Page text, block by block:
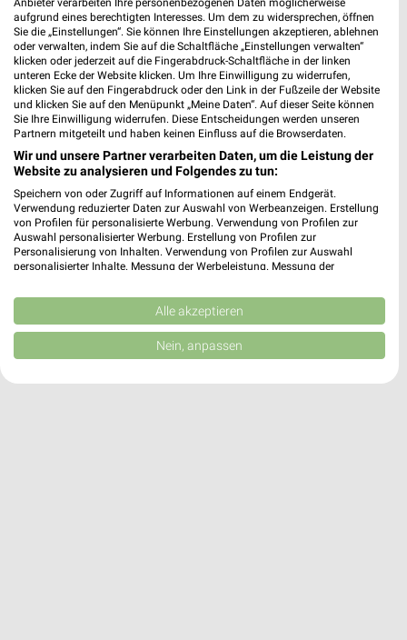
Heute geschlossen
1,69 km
JYSK Kassel-Vellmar
Holländische Strasse 203
34127 Kassel-Vellmar
Heute geschlossen
2,96 km • Angebote: 2 Prospekte
Matratzen Concord Kassel
Frankfurter Straße 48
geschlossen
Anbieter verarbeiten Ihre personenbezogenen Daten möglicherweise
aufgrund eines berechtigten Interesses. Um dem zu widersprechen, öffnen
Sie die „Einstellungen“. Sie können Ihre Einstellungen akzeptieren, ablehnen
oder verwalten, indem Sie auf die Schaltfläche „Einstellungen verwalten“
klicken oder jederzeit auf die Fingerabdruck-Schaltfläche in der linken
unteren Ecke der Website klicken. Um Ihre Einwilligung zu widerrufen,
klicken Sie auf den Fingerabdruck oder den Link in der Fußzeile der Website
und klicken Sie auf den Menüpunkt „Meine Daten“. Auf dieser Seite können
Sie Ihre Einwilligung widerrufen. Diese Entscheidungen werden unseren
Partnern mitgeteilt und haben keinen Einfluss auf die Browserdaten.
Wir und unsere Partner verarbeiten Daten, um die Leistung der
Website zu analysieren und Folgendes zu tun:
Speichern von oder Zugriff auf Informationen auf einem Endgerät.
Verwendung reduzierter Daten zur Auswahl von Werbeanzeigen. Erstellung
von Profilen für personalisierte Werbung. Verwendung von Profilen zur
Auswahl personalisierter Werbung. Erstellung von Profilen zur
Personalisierung von Inhalten. Verwendung von Profilen zur Auswahl
personalisierter Inhalte. Messung der Werbeleistung. Messung der
Kombinationen von Daten aus verschiedenen Quellen. Entwicklung und
Verbesserung der Angebote. Verwendung reduzierter Daten zur Auswahl
von Inhalten.
Daten können außerhalb der Europäischen Union weitergegeben und in die
USA gesendet werden.
Website/App.
Alle akzeptieren
Nein, anpassen